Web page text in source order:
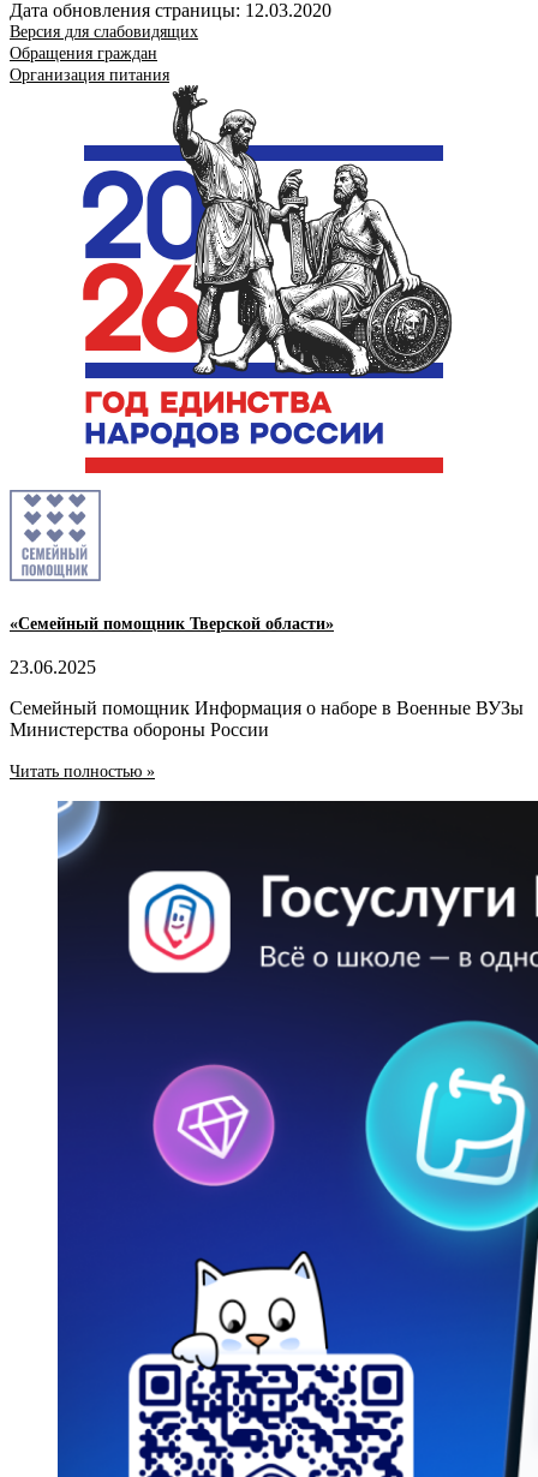
Дата обновления страницы: 12.03.2020
Версия для слабовидящих
Обращения граждан
Организация питания
«Семейный помощник Тверской области»
23.06.2025
Семейный помощник Информация о наборе в Военные ВУЗы
Министерства обороны России
Читать полностью »